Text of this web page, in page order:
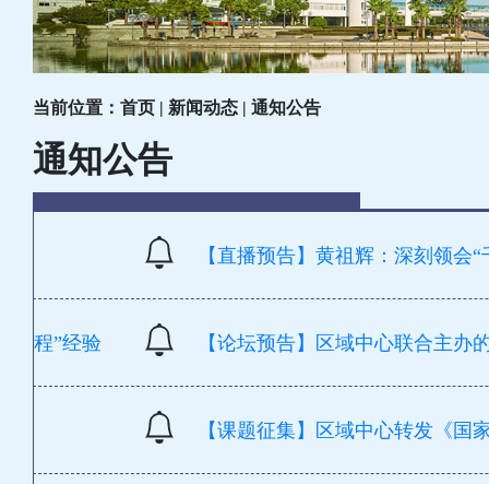
当前位置：首页 | 新闻动态 | 通知公告
通知公告
【直播预告】黄祖辉：深刻领会
程”经验 【论坛预告】区域中心联合主办
【课题征集】区域中心转发《国